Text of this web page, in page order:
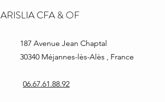
ARISLIA CFA & OF
187 Avenue Jean Chaptal
30340 Méjannes-lès-Alès , France
06.67.61.88.92